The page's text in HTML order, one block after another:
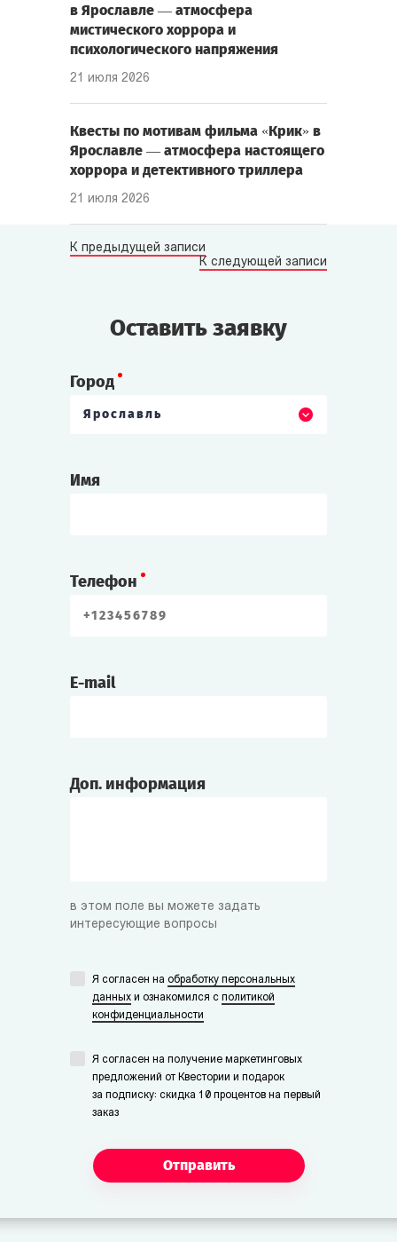
в Ярославле — атмосфера
мистического хоррора и
психологического напряжения
21 июля 2026
Квесты по мотивам фильма «Крик» в
Ярославле — атмосфера настоящего
хоррора и детективного триллера
21 июля 2026
К предыдущей записи
К следующей записи
Оставить заявку
Город
Ярославль
Имя
Телефон
E-mail
Доп. информация
в этом поле вы можете задать
интересующие вопросы
Я согласен на обработку персональных
данных и ознакомился с политикой
конфиденциальности
Я согласен на получение маркетинговых
предложений от Квестории и подарок
за подписку: скидка 10 процентов на первый
заказ
Отправить